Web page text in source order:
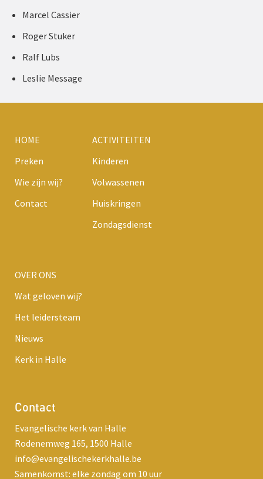
Marcel Cassier
Roger Stuker
Ralf Lubs
Leslie Message
HOME
Preken
Wie zijn wij?
Contact
ACTIVITEITEN
Kinderen
Volwassenen
Huiskringen
Zondagsdienst
OVER ONS
Wat geloven wij?
Het leidersteam
Nieuws
Kerk in Halle
Contact
Evangelische kerk van Halle
Rodenemweg 165, 1500 Halle
info@evangelischekerkhalle.be
Samenkomst: elke zondag om 10 uur